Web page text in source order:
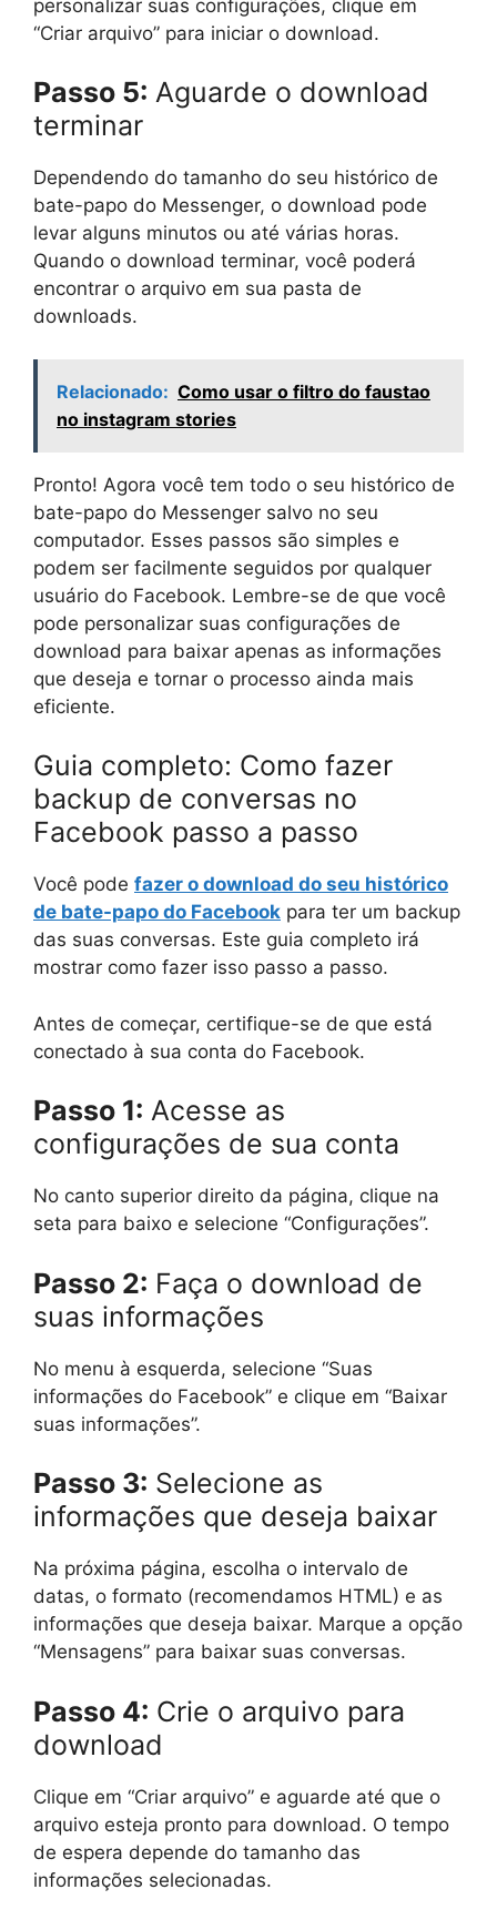
personalizar suas configurações, clique em
“Criar arquivo” para iniciar o download.
Passo 5: Aguarde o download
terminar
Dependendo do tamanho do seu histórico de
bate-papo do Messenger, o download pode
levar alguns minutos ou até várias horas.
Quando o download terminar, você poderá
encontrar o arquivo em sua pasta de
downloads.
Relacionado: Como usar o filtro do faustao
no instagram stories
Pronto! Agora você tem todo o seu histórico de
bate-papo do Messenger salvo no seu
computador. Esses passos são simples e
podem ser facilmente seguidos por qualquer
usuário do Facebook. Lembre-se de que você
pode personalizar suas configurações de
download para baixar apenas as informações
que deseja e tornar o processo ainda mais
eficiente.
Guia completo: Como fazer
backup de conversas no
Facebook passo a passo
Você pode fazer o download do seu histórico
de bate-papo do Facebook para ter um backup
das suas conversas. Este guia completo irá
mostrar como fazer isso passo a passo.
Antes de começar, certifique-se de que está
conectado à sua conta do Facebook.
Passo 1: Acesse as
configurações de sua conta
No canto superior direito da página, clique na
seta para baixo e selecione “Configurações”.
Passo 2: Faça o download de
suas informações
No menu à esquerda, selecione “Suas
informações do Facebook” e clique em “Baixar
suas informações”.
Passo 3: Selecione as
informações que deseja baixar
Na próxima página, escolha o intervalo de
datas, o formato (recomendamos HTML) e as
informações que deseja baixar. Marque a opção
“Mensagens” para baixar suas conversas.
Passo 4: Crie o arquivo para
download
Clique em “Criar arquivo” e aguarde até que o
arquivo esteja pronto para download. O tempo
de espera depende do tamanho das
informações selecionadas.